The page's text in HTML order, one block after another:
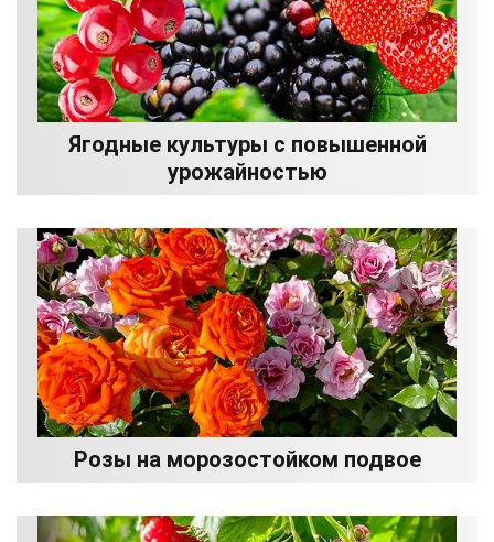
Ягодные культуры с повышенной
урожайностью
Розы на морозостойком подвое